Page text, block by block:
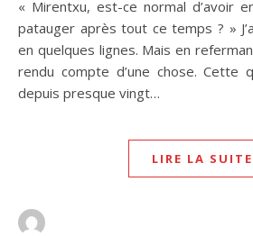
« Mirentxu, est-ce normal d’avoir
patauger après tout ce temps ? »
en quelques lignes. Mais en
rendu compte d’une chose. Cette
depuis presque vingt…
LIRE LA SUITE